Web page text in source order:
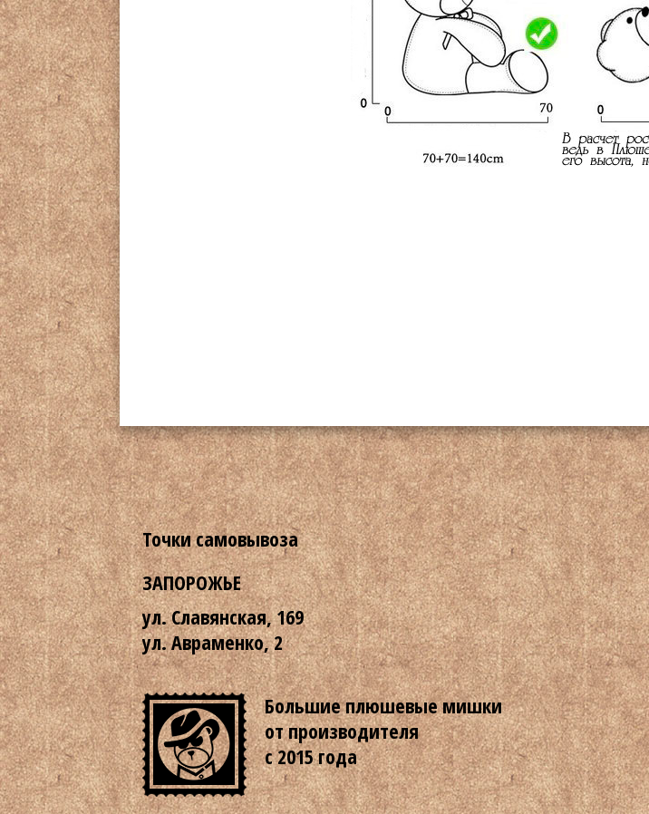
Точки самовывоза
ЗАПОРОЖЬЕ
ул. Славянская, 169
ул. Авраменко, 2
Большие плюшевые мишки
от производителя
с 2015 года